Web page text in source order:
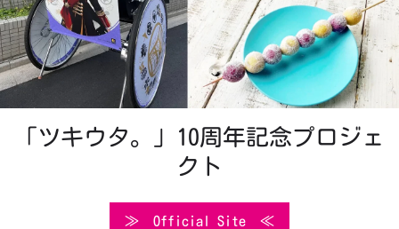
「ツキウタ。」10周年記念プロジェ
クト
≫ Official Site ≪